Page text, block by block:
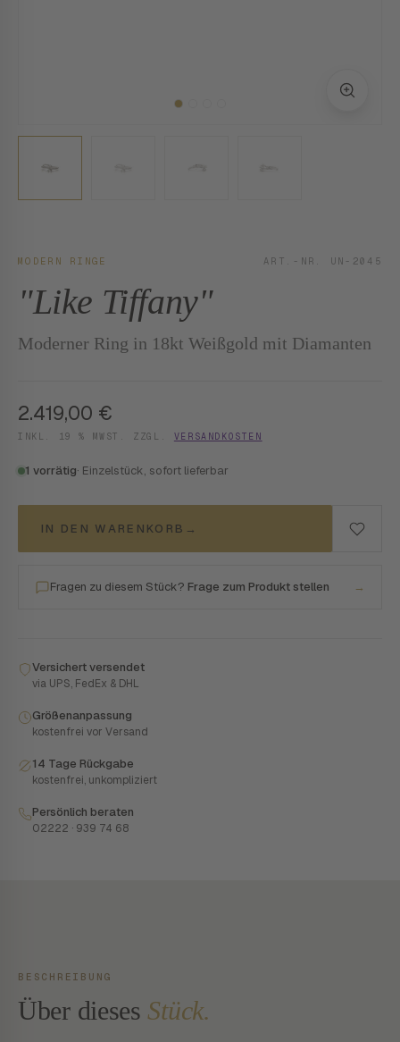
MODERN RINGE ART.-NR. UN-2045
"Like Tiffany"
Moderner Ring in 18kt Weißgold mit Diamanten
2.419,00 €
INKL. 19 % MWST. ZZGL. VERSANDKOSTEN
1 vorrätig· Einzelstück, sofort lieferbar
IN DEN WARENKORB →
Fragen zu diesem Stück? Frage zum Produkt stellen →
Versichert versendet
via UPS, FedEx & DHL
Größenanpassung
kostenfrei vor Versand
14 Tage Rückgabe
kostenfrei, unkompliziert
Persönlich beraten
02222 · 939 74 68
BESCHREIBUNG
Über dieses Stück.